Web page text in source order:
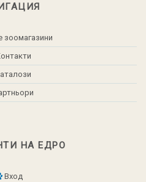
зоомагазини
НА ЕДРО
Вход